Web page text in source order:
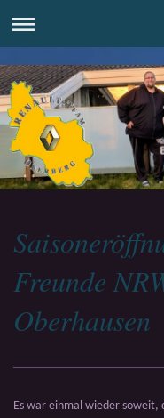
Freunde
Oberhausen
Es war einmal wieder soweit,